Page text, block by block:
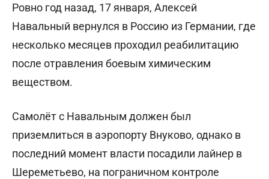
Ровно год назад, 17 января, Алексей
Навальный вернулся в Россию из Германии, где
несколько месяцев проходил реабилитацию
после отравления боевым химическим
веществом.
Самолёт с Навальным должен был
приземлиться в аэропорту Внуково, однако в
последний момент власти посадили лайнер в
Шереметьево, на пограничном контроле